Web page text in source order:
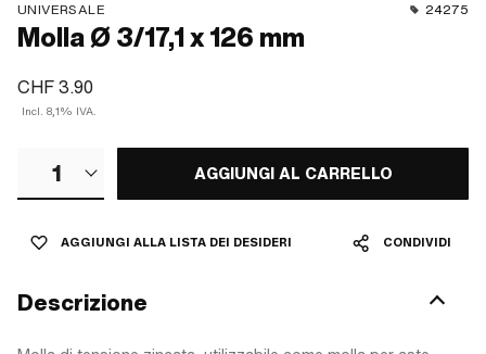
UNIVERSALE 24275
Molla Ø 3/17,1 x 126 mm
CHF 3.90
Incl. 8,1% IVA.
1 AGGIUNGI AL CARRELLO
AGGIUNGI ALLA LISTA DEI DESIDERI CONDIVIDI
Descrizione